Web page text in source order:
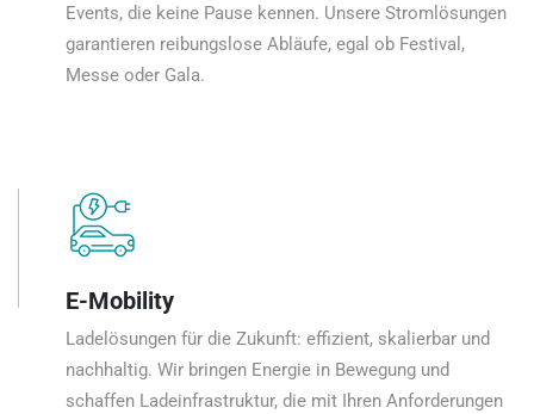
Events, die keine Pause kennen. Unsere Stromlösungen
garantieren reibungslose Abläufe, egal ob Festival,
Messe oder Gala.
E-Mobility
Ladelösungen für die Zukunft: effizient, skalierbar und
nachhaltig. Wir bringen Energie in Bewegung und
schaffen Ladeinfrastruktur, die mit Ihren Anforderungen